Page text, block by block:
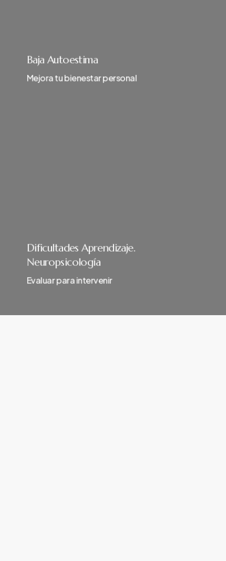
Baja Autoestima
Mejora tu bienestar personal
Dificultades Aprendizaje.
Neuropsicología
Evaluar para intervenir